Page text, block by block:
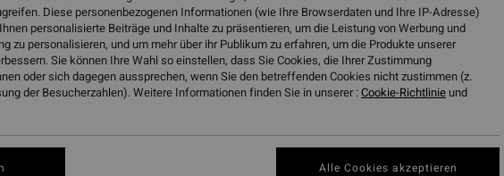
SALE
DOPPELTER RABATT EXTRA 25%
FarbeVintage Indigo
Diese personenbezogenen Informationen (wie Ihre Browserdaten und Ihre IP-Adresse)
personalisierte Beiträge und Inhalte zu präsentieren, um die Leistung von Werbung und
zu personalisieren, und um mehr über ihr Publikum zu erfahren, um die Produkte unserer
Sie können Ihre Wahl so einstellen, dass Sie Cookies, die Ihrer Zustimmung
oder sich dagegen aussprechen, wenn Sie den betreffenden Cookies nicht zustimmen (z.
der Besucherzahlen). Weitere Informationen finden Sie in unserer :Cookie-Richtlinie und
Alle Cookies akzeptieren